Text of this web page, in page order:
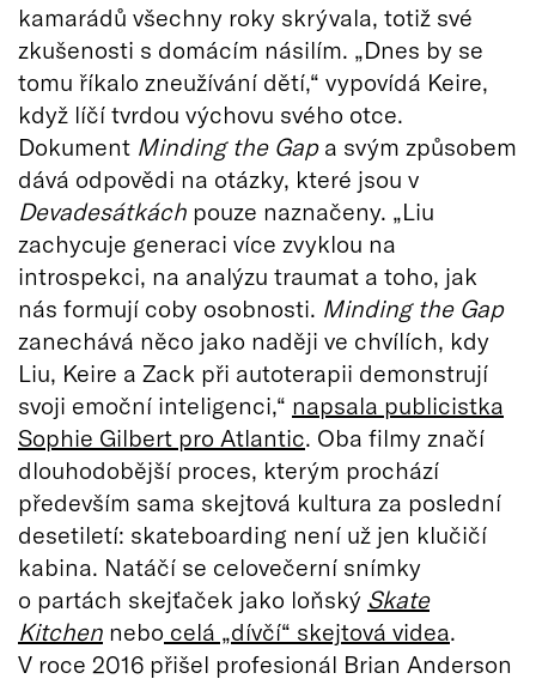
kamarádů všechny roky skrývala, totiž své
zkušenosti s domácím násilím. „Dnes by se
tomu říkalo zneužívání dětí,“ vypovídá Keire,
když líčí tvrdou výchovu svého otce.
Dokument Minding the Gapa svým způsobem
dává odpovědi na otázky, které jsou v
Devadesátkách pouze naznačeny. „Liu
zachycuje generaci více zvyklou na
introspekci, na analýzu traumat a toho, jak
nás formují coby osobnosti. Minding the Gap
zanechává něco jako naději ve chvílích, kdy
Liu, Keire a Zack při autoterapii demonstrují
svoji emoční inteligenci,“ napsala publicistka
Sophie Gilbert pro Atlantic. Oba filmy značí
dlouhodobější proces, kterým prochází
především sama skejtová kultura za poslední
desetiletí: skateboarding není už jen klučičí
kabina. Natáčí se celovečerní snímky
o partách skejťaček jako loňský Skate
Kitchen nebo celá „dívčí“ skejtová videa.
V roce 2016 přišel profesionál Brian Anderson